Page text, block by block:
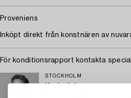
Proveniens
Inköpt direkt från konstnären av
För konditionsrapport kontakta
STOCKHOLM